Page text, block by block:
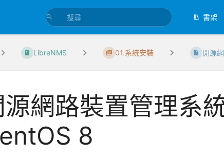
書架
LibreNMS 01.系統安裝 開源
源網路裝置管理系
8